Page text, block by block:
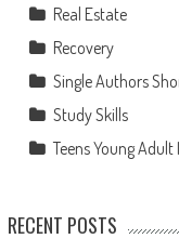
Real Estate
Recovery
Single Authors
Study Skills
Teens Young Adult
RECENT POSTS